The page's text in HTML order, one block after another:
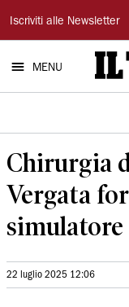
Il
Tirreno
Iscriviti alle Newsletter
MENU
Chirurgia
Vergata
simulatore
22 luglio 2025 12:06